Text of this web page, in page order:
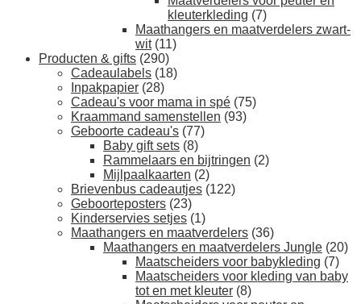
kleuterkleding (7)
Maathangers en maatverdelers zwart-
wit (11)
Producten & gifts (290)
Cadeaulabels (18)
Inpakpapier (28)
Cadeau's voor mama in spé (75)
Kraammand samenstellen (93)
Geboorte cadeau's (77)
Baby gift sets (8)
Rammelaars en bijtringen (2)
Mijlpaalkaarten (2)
Brievenbus cadeautjes (122)
Geboorteposters (23)
Kinderservies setjes (1)
Maathangers en maatverdelers (36)
Maathangers en maatverdelers Jungle (20)
Maatscheiders voor babykleding (7)
Maatscheiders voor kleding van baby
tot en met kleuter (8)